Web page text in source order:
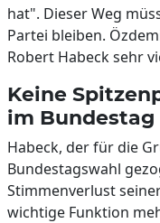
hat". Dieser Weg
Partei bleiben.
Robert Habeck sehr
Keine
im Bundestag
Habeck, der für die
Bundestagswahl
Stimmenverlust
wichtige Funktion